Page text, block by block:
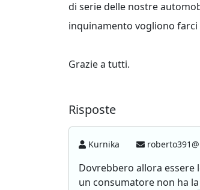
di serie delle nostre
inquinamento vogliono farci
Grazie a tutti.
Risposte
Kurnika
Dovrebbero allora
un consumatore non ha